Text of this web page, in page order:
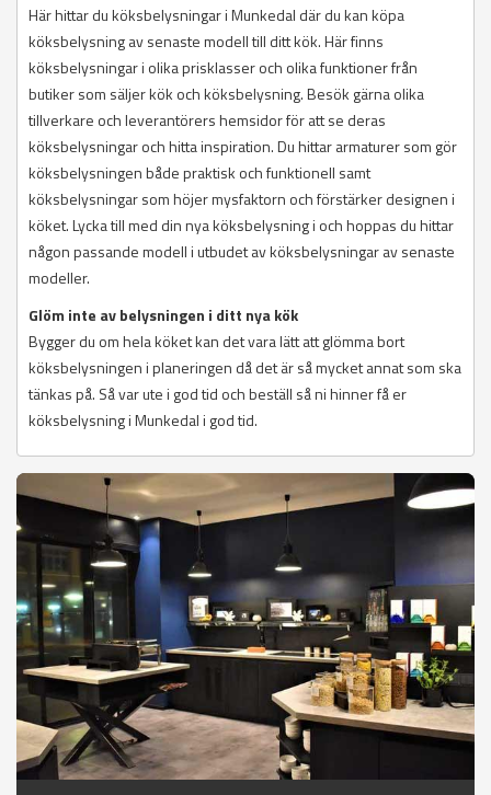
Här hittar du köksbelysningar i Munkedal där du kan köpa
köksbelysning av senaste modell till ditt kök. Här finns
köksbelysningar i olika prisklasser och olika funktioner från
butiker som säljer kök och köksbelysning. Besök gärna olika
tillverkare och leverantörers hemsidor för att se deras
köksbelysningar och hitta inspiration. Du hittar armaturer som gör
köksbelysningen både praktisk och funktionell samt
köksbelysningar som höjer mysfaktorn och förstärker designen i
köket. Lycka till med din nya köksbelysning i och hoppas du hittar
någon passande modell i utbudet av köksbelysningar av senaste
modeller.
Glöm inte av belysningen i ditt nya kök
Bygger du om hela köket kan det vara lätt att glömma bort
köksbelysningen i planeringen då det är så mycket annat som ska
tänkas på. Så var ute i god tid och beställ så ni hinner få er
köksbelysning i Munkedal i god tid.